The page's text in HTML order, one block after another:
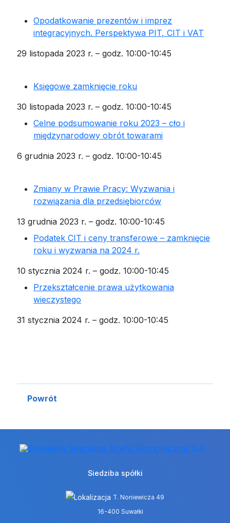
Opodatkowanie prezentów i imprez
integracyjnych. Perspektywa PIT, CIT i VAT
29 listopada 2023 r. – godz. 10:00-10:45
Księgowe zamknięcie roku
30 listopada 2023 r. – godz. 10:00-10:45
Celne podsumowanie roku 2023 – cło i
międzynarodowy obrót towarami
6 grudnia 2023 r. – godz. 10:00-10:45
Zmiany w Prawie Pracy: Wyzwania i
rozwiązania dla przedsiębiorców
13 grudnia 2023 r. – godz. 10:00-10:45
Podatek CIT i ceny transferowe – zamknięcie
roku i wyzwania na 2024 r.
10 stycznia 2024 r. – godz. 10:00-10:45
Przekształcenie prawa użytkowania
wieczystego
31 stycznia 2024 r. – godz. 10:00-10:45
Powrót
Siedziba spółki
T. Noniewicza 49
16-400 Suwałki